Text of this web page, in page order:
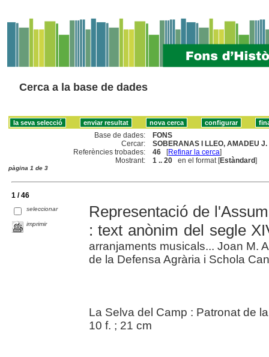
Cerca a la base de dades
Base de dades:
FONS
Cercar:
SOBERANAS I LLEO, AMADEU
Referències trobades:
46 [Refinar la cerca]
Mostrant:
1 .. 20 en el format [Estàndard]
pàgina 1 de 3
1 / 46
seleccionar
imprimir
Representació de
: text anònim del segle
arranjaments musicals... Joan M.
de la Defensa Agrària i Schola
La Selva del Camp : Patronat de
10 f. ; 21 cm